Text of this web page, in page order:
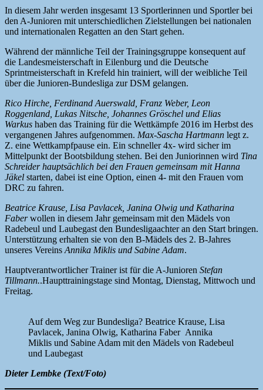
In diesem Jahr werden insgesamt 13 Sportlerinnen und Sportler bei
den A-Junioren mit unterschiedlichen Zielstellungen bei nationalen
und internationalen Regatten an den Start gehen.
Während der männliche Teil der Trainingsgruppe konsequent auf
die Landesmeisterschaft in Eilenburg und die Deutsche
Sprintmeisterschaft in Krefeld hin trainiert, will der weibliche Teil
über die Junioren-Bundesliga zur DSM gelangen.
Rico Hirche, Ferdinand Auerswald, Franz Weber, Leon
Roggenland, Lukas Nitsche, Johannes Gröschel und Elias
Warkus haben das Training für die Wettkämpfe 2016 im Herbst des
vergangenen Jahres aufgenommen. Max-Sascha Hartmann legt z.
Z. eine Wettkampfpause ein. Ein schneller 4x- wird sicher im
Mittelpunkt der Bootsbildung stehen. Bei den Juniorinnen wird Tina
Schreider hauptsächlich bei den Frauen gemeinsam mit Hanna
Jäkel starten, dabei ist eine Option, einen 4- mit den Frauen vom
DRC zu fahren.
Beatrice Krause, Lisa Pavlacek, Janina Olwig und Katharina
Faberwollen in diesem Jahr gemeinsam mit den Mädels von
Radebeul und Laubegast den Bundesligaachter an den Start bringen.
Unterstützung erhalten sie von den B-Mädels des 2. B-Jahres
unseres Vereins Annika Miklis und Sabine Adam.
Hauptverantwortlicher Trainer ist für die A-Junioren Stefan
Tillmann..Haupttrainingstage sind Montag, Dienstag, Mittwoch und
Freitag.
Auf dem Weg zur Bundesliga? Beatrice Krause, Lisa
Pavlacek, Janina Olwig, Katharina Faber Annika
Miklis und Sabine Adam mit den Mädels von Radebeul
und Laubegast
Dieter Lembke (Text/Foto)